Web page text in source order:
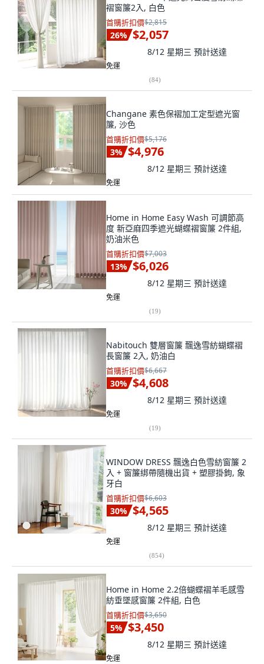
褶窗簾2入, 白色
首購折扣價$2,815
26% $2,057
8/12 星期三 預計送達
免運
(84)
Changane 素色保褶加工定型遮光窗
簾, 沙色
首購折扣價$5,176
3% $4,976
8/12 星期三 預計送達
免運
Home in Home Easy Wash 可調節高
度 新亞麻四季遮光蝴蝶褶窗簾 2件組,
奶油米色
首購折扣價$7,003
13% $6,026
8/12 星期三 預計送達
免運
(19)
Nabitouch 雙層窗簾 飄逸雪紡蝴蝶褶
長窗簾 2入, 奶油白
首購折扣價$6,667
30% $4,608
8/12 星期三 預計送達
免運
(19)
WINDOW DRESS 飄逸白色雪紡窗簾 2
入 + 窗簾綁帶隨機出貨 + 塑膠掛鉤, 象
牙白
首購折扣價$6,603
30% $4,565
8/12 星期三 預計送達
免運
(854)
Home in Home 2.2倍蝴蝶褶羊毛感雪
紡垂墜感窗簾 2件組, 白色
首購折扣價$3,650
5% $3,450
8/12 星期三 預計送達
免運